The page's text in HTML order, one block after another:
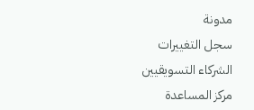
مدونة
سجل التغييرات
الشركاء التسويقيين
مركز المساعدة